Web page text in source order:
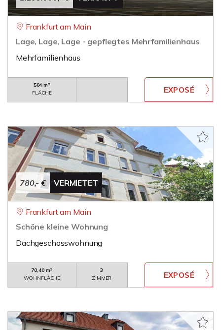
Frankfurt am Main
Lage, Lage, Lage - gepflegtes Mehrfamilienhaus
Mehrfamilienhaus
504 m²
FLÄCHE
780,- € VERMIETET
Frankfurt am Main
Schöne kleine Wohnung
Dachgeschosswohnung
70,40 m²
WOHNFLÄCHE
3
ZIMMER